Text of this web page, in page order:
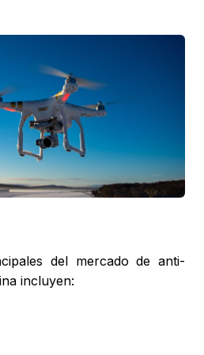
del mercado de anti-
incluyen: